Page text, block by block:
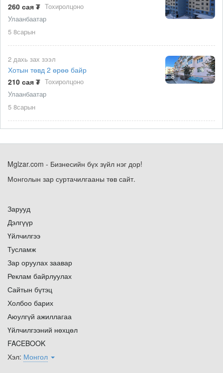
260 сая ₮ Тохиролцоно
Улаанбаатар
5 8сарын
8
2 дахь зах зээл
Хотын төвд 2 өрөө байр
210 сая ₮ Тохиролцоно
Улаанбаатар
5 8сарын
Mglzar.com - Бизнесийн бүх зүйл нэг дор!
Монголын зар суртачилгааны төв сайт.
Зарууд
Дэлгүүр
Үйлчилгээ
Тусламж
Зар оруулах заавар
Реклам байрлуулах
Сайтын бүтэц
Холбоо барих
Аюулгүй ажиллагаа
Үйлчилгээний нөхцөл
FACEBOOK
Хэл: Монгол